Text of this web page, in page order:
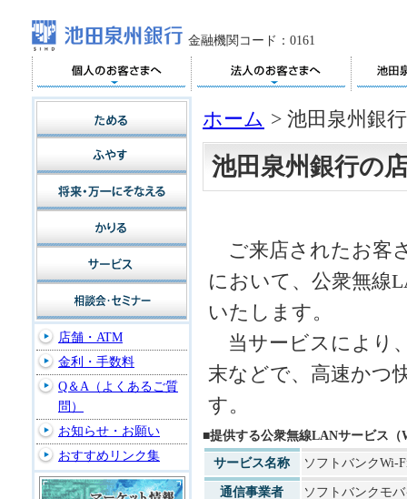
金融機関コード：0161
ホーム > 池田泉州銀
池田泉州銀行の
ご来店されたお客
において、公衆無線
いたします。
当サービスにより
末などで、高速かつ
す。
■提供する公衆無線LANサービス
サービス名称
ソフトバンクWi-
通信事業者 ソフトバンクモ
店舗・ATM
金利・手数料
Q＆A（よくあるご質
問）
お知らせ・お願い
おすすめリンク集